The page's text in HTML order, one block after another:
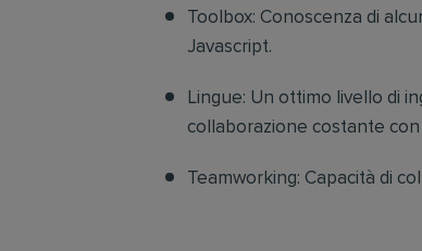
Toolbox: Conoscenza di
Javascript.
Lingue: Un ottimo livello di
collaborazione costante con
Teamworking: Capacità di